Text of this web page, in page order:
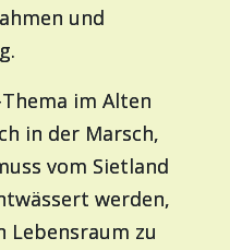
und
im Alten
in der Marsch,
vom Sietland
werden,
Lebensraum zu